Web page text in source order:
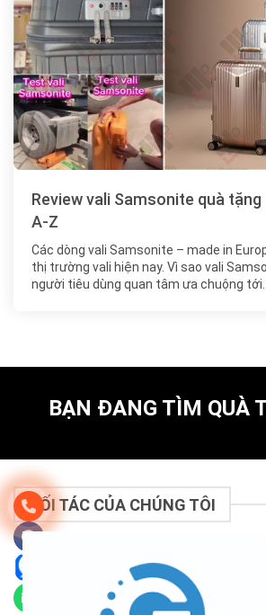
Review vali Samsonite quà
A-Z
Các dòng vali Samsonite – made in
thị trường vali hiện nay. Vì sao vali
người tiêu dùng quan tâm ưa chuộng
BẠN ĐANG TÌM QUÀ
ĐỐI TÁC CỦA CHÚNG TÔI